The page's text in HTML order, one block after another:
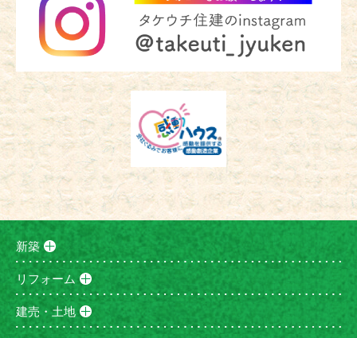
新築
リフォーム
建売・土地